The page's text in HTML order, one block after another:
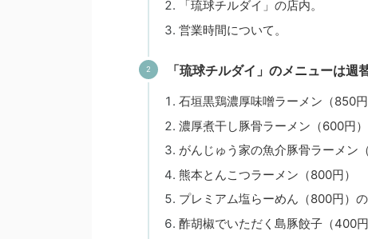
「琉球チルダイ」の店内。
営業時間について。
「琉球チルダイ」のメニューは週
石垣黒鶏濃厚味噌ラーメン（850円
濃厚煮干し豚骨ラーメン（600円
がんじゅう家の魚介豚骨ラーメン
熊本とんこつラーメン（800円）
プレミアム塩らーめん（800円）
酢胡椒でいただく島豚餃子（400円